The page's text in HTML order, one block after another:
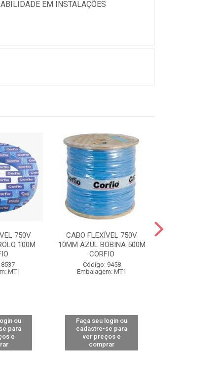
EM INSTALAÇÕES
750V
100M
MT1
ou
para
e
CABO FLEXÍVEL 750V
10MM AZUL BOBINA 500M
CORFIO
Código: 9458
Embalagem: MT1
Faça seu login ou
cadastre-se para
ver preços e
comprar